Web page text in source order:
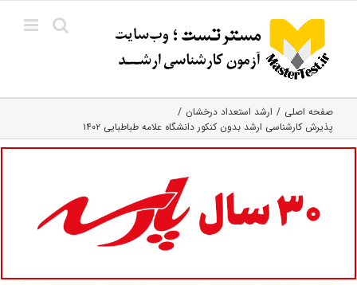
content
صفحه اصلی
ارشد استعداد درخشان
پذیرش کارشناسی ارشد بدون کنکور دانشگاه علامه طباطبایی ۱۴۰۲